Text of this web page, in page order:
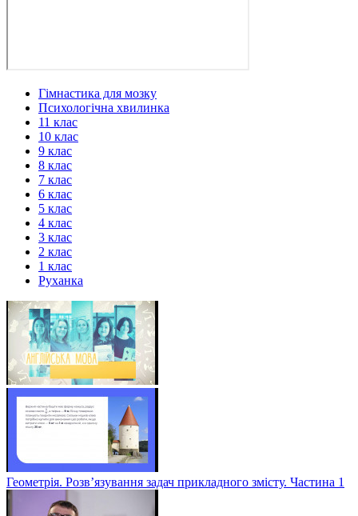
Гімнастика для мозку
Психологічна хвилинка
11 клас
10 клас
9 клас
8 клас
7 клас
6 клас
5 клас
4 клас
3 клас
2 клас
1 клас
Руханка
Геометрія. Розв’язування задач прикладного змісту. Частина 1